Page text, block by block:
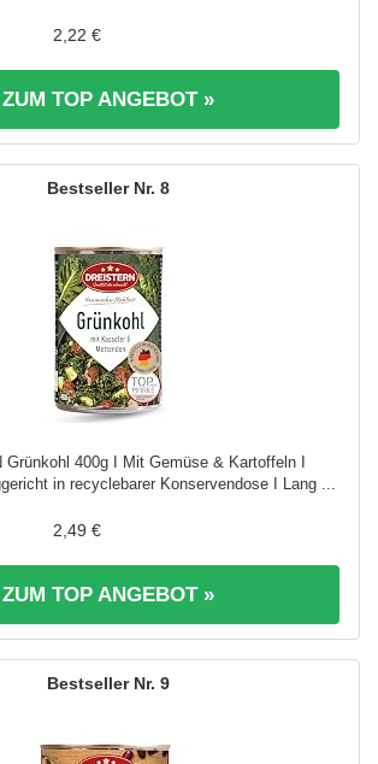
2,22 €
ZUM TOP ANGEBOT »
8
Grünkohl 400g I Mit Gemüse & Kartoffeln I
in recyclebarer Konservendose I Lang ...
2,49 €
ZUM TOP ANGEBOT »
9